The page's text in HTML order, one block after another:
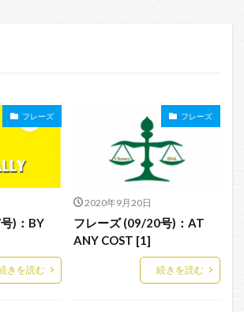
フレーズ
)：BY
きを読む
フレーズ
2020年9月20日
フレーズ (09/20号)：AT
ANY COST [1]
続きを読む